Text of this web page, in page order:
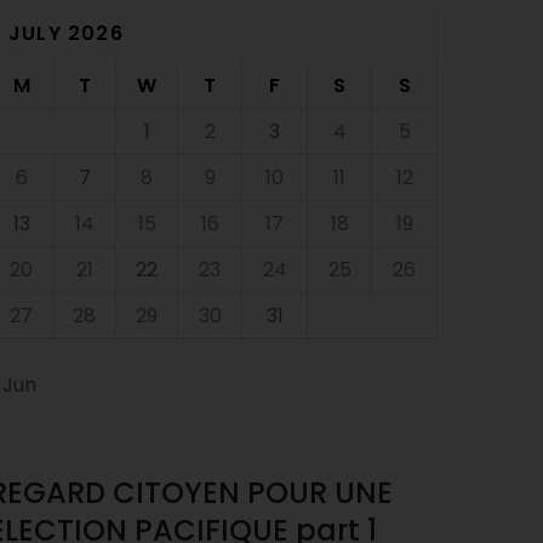
JULY 2026
M
T W T F S
S
1
2 3 4
5
6
7 8 9 10 11
12
13
14 15 16 17 18
19
20
21 22 23 24 25
26
27
28 29 30 31
Jun
CITOYEN POUR UNE
PACIFIQUE part 1